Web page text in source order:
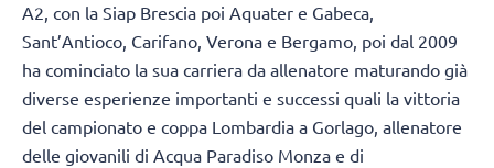
A2, con la Siap Brescia poi Aquater e Gabeca,
Sant’Antioco, Carifano, Verona e Bergamo, poi dal 2009
ha cominciato la sua carriera da allenatore maturando già
diverse esperienze importanti e successi quali la vittoria
del campionato e coppa Lombardia a Gorlago, allenatore
delle giovanili di Acqua Paradiso Monza e di